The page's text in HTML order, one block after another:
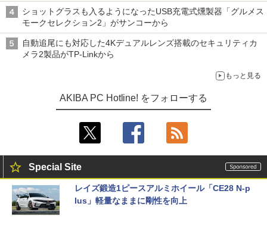
ショットグラスも入るようになったUSB充電式燻製器「グルメス
モークセレクション2」がサンコーから
自動追尾にも対応した4Kデュアルレンズ搭載のセキュリティカ
メラ2製品がTP-Linkから
もっと見る
AKIBA PC Hotline! をフォローする
Special Site
レイズ鍛造1ピースアルミホイール「CE28 N-p
lus」軽量なままに剛性を向上